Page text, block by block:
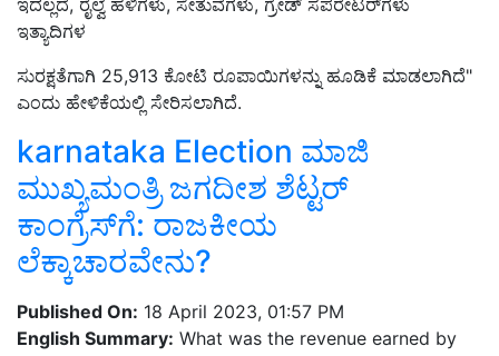
ಇದಲ್ಲದೆ, ರೈಲ್ವೆ ಹಳಿಗಳು, ಸೇತುವೆಗಳು, ಗ್ರೇಡ್ ಸಪರೇಟರ್‌ಗಳು
ಇತ್ಯಾದಿಗಳ
ಸುರಕ್ಷತೆಗಾಗಿ 25,913 ಕೋಟಿ ರೂಪಾಯಿಗಳನ್ನು ಹೂಡಿಕೆ ಮಾಡಲಾಗಿದೆ"
ಎಂದು ಹೇಳಿಕೆಯಲ್ಲಿ ಸೇರಿಸಲಾಗಿದೆ.
karnataka Election ಮಾಜಿ
ಮುಖ್ಯಮಂತ್ರಿ ಜಗದೀಶ ಶೆಟ್ಟರ್‌
ಕಾಂಗ್ರೆಸ್‌ಗೆ: ರಾಜಕೀಯ
ಲೆಕ್ಕಾಚಾರವೇನು?
Published On: 18 April 2023, 01:57 PM
English Summary: What was the revenue earned by